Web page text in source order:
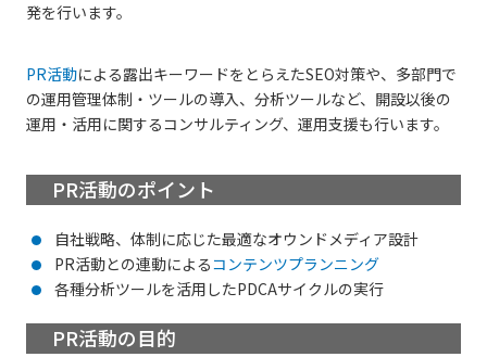
発を行います。
PR活動による露出キーワードをとらえたSEO対策や、多部門で
の運用管理体制・ツールの導入、分析ツールなど、開設以後の
運用・活用に関するコンサルティング、運用支援も行います。
PR活動のポイント
自社戦略、体制に応じた最適なオウンドメディア設計
PR活動との連動によるコンテンツプランニング
各種分析ツールを活用したPDCAサイクルの実行
PR活動の目的